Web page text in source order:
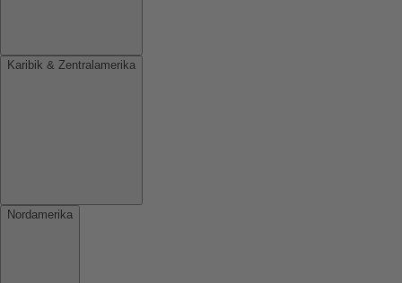
Karibik & Zentralamerika
Nordamerika